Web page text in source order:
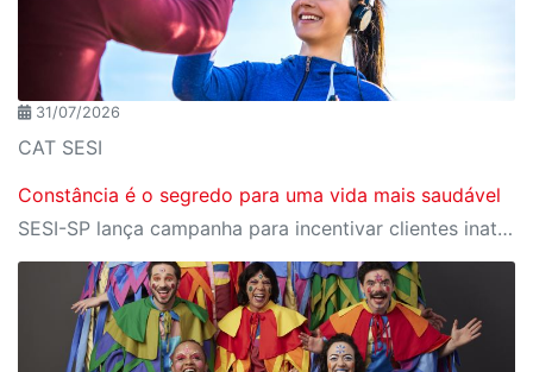
31/07/2026
CAT SESI
Constância é o segredo para uma vida mais saudável
SESI-SP lança campanha para incentivar clientes inativos a retomarem a prática de atividades físicas, esporte e lazer com benefícios exclusivos